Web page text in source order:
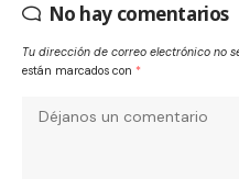
No hay comentarios
Tu dirección de correo electrónico no
están marcados con *